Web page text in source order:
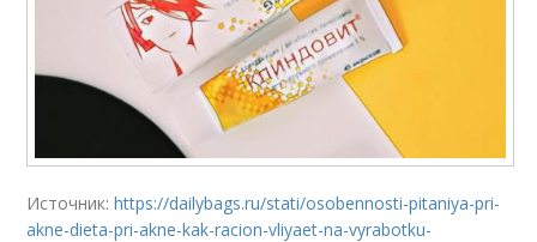
Источник:https://dailybags.ru/stati/osobennosti-pitaniya-pri-
akne-dieta-pri-akne-kak-racion-vliyaet-na-vyrabotku-